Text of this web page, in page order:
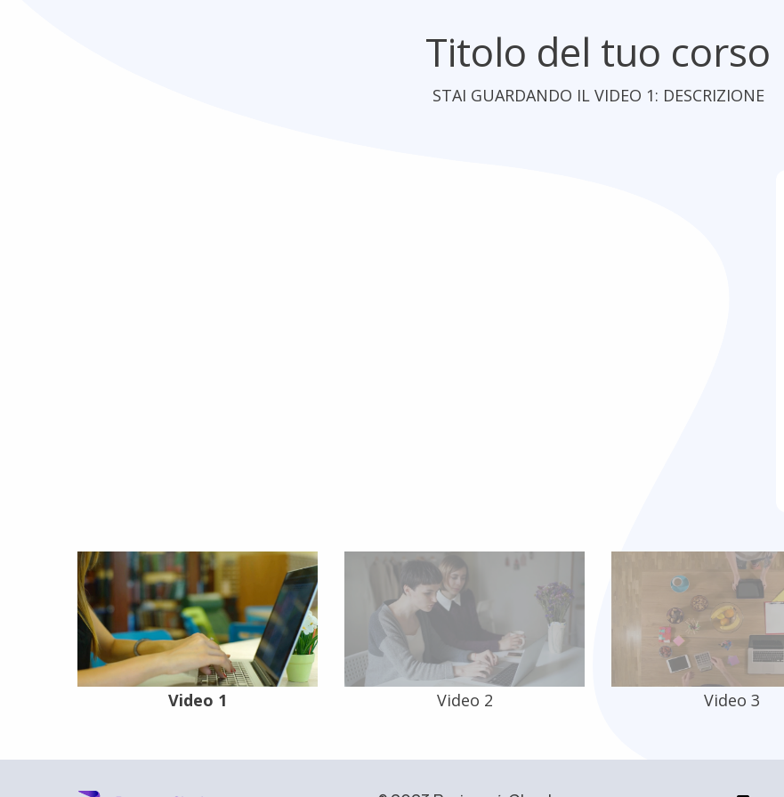
Titolo del tuo corso
STAI GUARDANDO IL VIDEO 1: DESCRIZIONE
Video 1 Video 2 Video 3